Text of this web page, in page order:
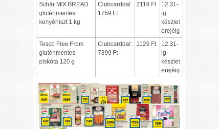
Schär MIX BREAD
gluténmentes
kenyérliszt 1 kg
Clubcarddal:
1759 Ft
2119 Ft
12.31-
ig
készlet
erejéig
Tesco Free From
gluténmentes
piskóta 120 g
Clubcarddal:
7399 Ft
1129 Ft
12.31-
ig
készlet
erejéig